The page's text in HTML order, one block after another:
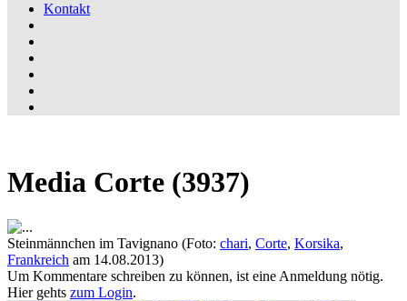
Kontakt
Media Corte (3937)
Steinmännchen im Tavignano (Foto: chari, Corte, Korsika,
Frankreich am 14.08.2013)
Um Kommentare schreiben zu können, ist eine Anmeldung nötig.
Hier gehts zum Login.